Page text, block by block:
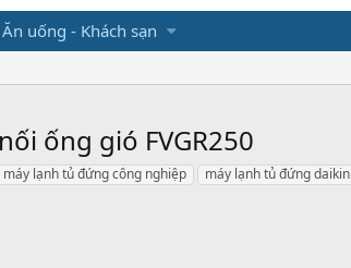
Ăn uống - Khách sạn
ống gió FVGR250
máy lạnh tủ đứng công nghiệp máy lạnh tủ đứng daikin